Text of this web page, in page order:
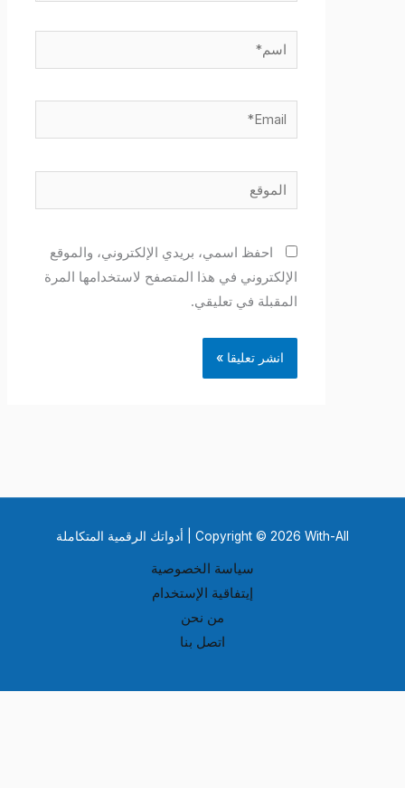
احفظ اسمي، بريدي الإلكتروني، والموقع
الإلكتروني في هذا المتصفح لاستخدامها المرة
المقبلة في تعليقي.
Copyright © 2026 With-All | أدواتك الرقمية المتكاملة
سياسة الخصوصية
إيتفاقية الإستخدام
من نحن
اتصل بنا